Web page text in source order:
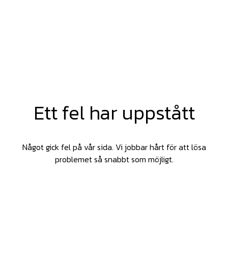
Ett fel har uppstått
Något gick fel på vår sida. Vi jobbar hårt för att lösa
problemet så snabbt som möjligt.